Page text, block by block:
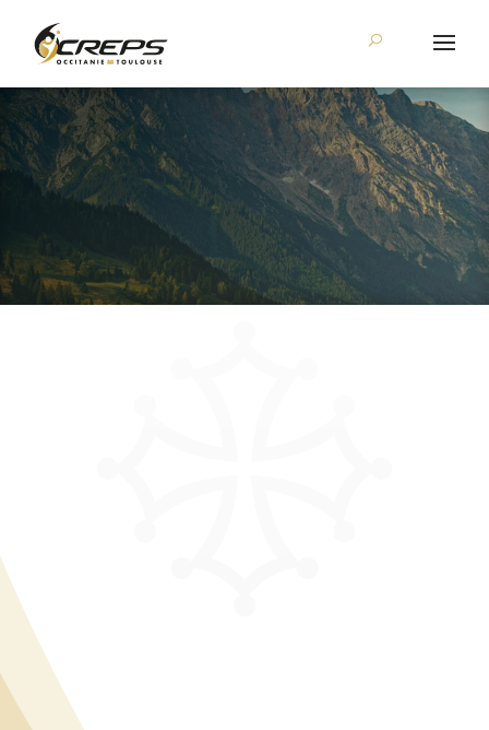
service du sport, de la jeunesse et de l’éducation populaire.